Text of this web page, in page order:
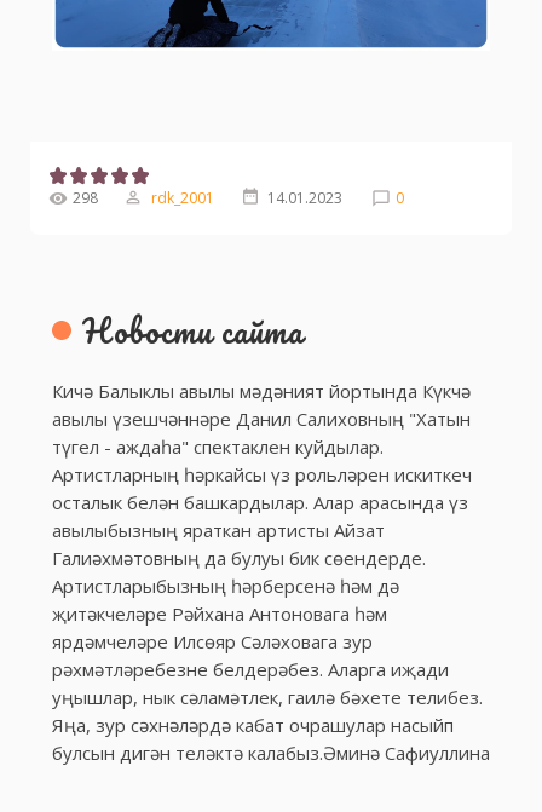
298 rdk_2001 14.01.2023 0
Новости сайта
Кичә Балыклы авылы мәдәният йортында Күкчә
авылы үзешчәннәре Данил Салиховның "Хатын
түгел - аждаһа" спектаклен куйдылар.
Артистларның һәркайсы үз рольләрен искиткеч
осталык белән башкардылар. Алар арасында үз
авылыбызның яраткан артисты Айзат
Галиәхмәтовның да булуы бик сөендерде.
Артистларыбызның һәрберсенә һәм дә
җитәкчеләре Рәйхана Антоновага һәм
ярдәмчеләре Илсөяр Сәләховага зур
рәхмәтләребезне белдерәбез. Аларга иҗади
уңышлар, нык сәламәтлек, гаилә бәхете телибез.
Яңа, зур сәхнәләрдә кабат очрашулар насыйп
булсын дигән теләктә калабыз.Әминә Сафиуллина